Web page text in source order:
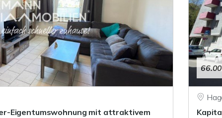
Eigentumswohnung mit attraktivem